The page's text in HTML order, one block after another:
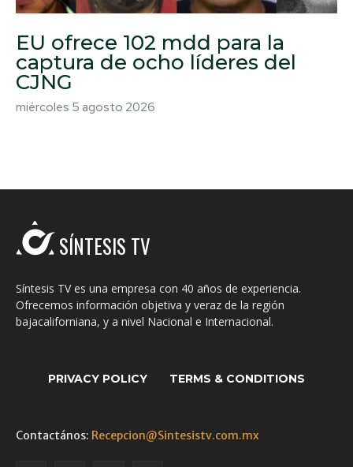
EU ofrece 102 mdd para la
captura de ocho líderes del
CJNG
miércoles 5 agosto 2026
SÍNTESIS TV
Síntesis TV es una empresa con 40 años de experiencia.
Ofrecemos información objetiva y veraz de la región
bajacaliforniana, y a nivel Nacional e Internacional.
PRIVACY POLICY TERMS & CONDITIONS
Contactános: Recepcion@Sintesistv.com.mx